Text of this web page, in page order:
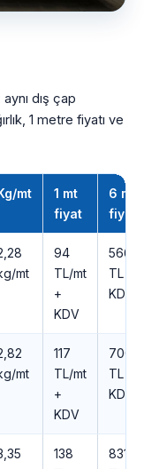
dış çap
1 metre fiyatı ve
mt
1 mt
fiyat
6 mt
fiyatı
mt
94
TL/mt
+
KDV
566
TL +
KDV
mt
117
TL/mt
+
KDV
700
TL +
KDV
138
831